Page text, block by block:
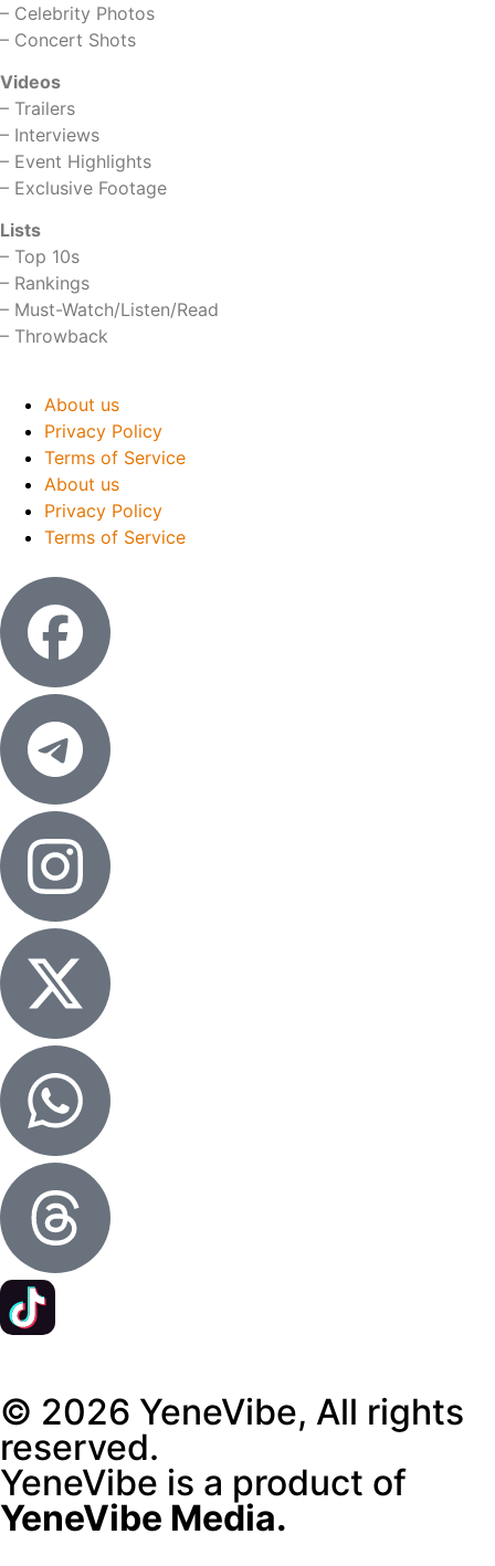
– Celebrity Photos
– Concert Shots
Videos
– Trailers
– Interviews
– Event Highlights
– Exclusive Footage
Lists
– Top 10s
– Rankings
– Must-Watch/Listen/Read
– Throwback
About us
Privacy Policy
Terms of Service
About us
Privacy Policy
Terms of Service
© 2026 YeneVibe, All rights
reserved.
YeneVibe is a product of
YeneVibe Media.